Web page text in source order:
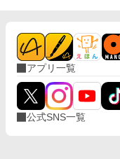
アプリ一覧
公式SNS一覧